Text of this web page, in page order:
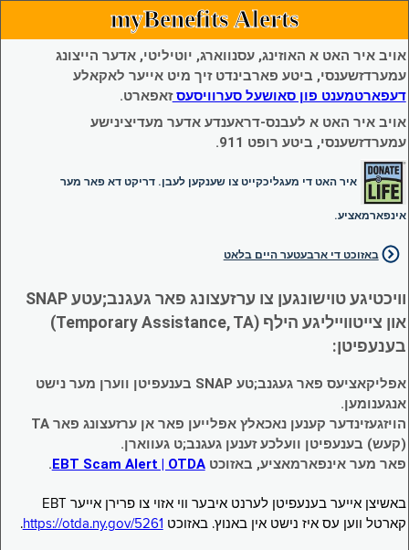
myBenefits Alerts
אויב איר האט א האוזינג, עסנווארג, יוטיליטי, אדער הייצונג
עמערדזשענסי, ביטע פארבינדט זיך מיט אייער לאקאלע
דעפארטמענט פון סאושעל סערוויסעסזאפארט.
אויב איר האט א לעבנס-דראענדע אדער מעדיצינישע
עמערדזשענסי, ביטע רופט 911.
איר האט די מעגליכקייט צו שענקען לעבן. דריקט דא פאר מער
אינפארמאציע.
באזוכט די ארבעטער היים בלאט
וויכטיגע טוישונגען צו ערזעצונג פאר געגנב;עטע SNAP
און צייטווייליגע הילף (Temporary Assistance, TA)
בענעפיטן:
אפליקאציעס פאר געגנב;טע SNAP בענעפיטן ווערן מער נישט
אנגענומען.
הויזגעזינדער קענען נאכאלץ אפּלייען פאר אן ערזעצונג פאר TA
(קעש) בענעפיטן וועלכע זענען געגנב;ט געווארן.
פאר מער אינפארמאציע, באזוכטEBT Scam Alert | OTDA
.
באשיצן אייער בענעפיטן לערנט איבער ווי אזוי צו פרירן אייער EBT
קארטל ווען עס איז נישט אין באנוץ. באזוכט https://otda.ny.gov/5261
.